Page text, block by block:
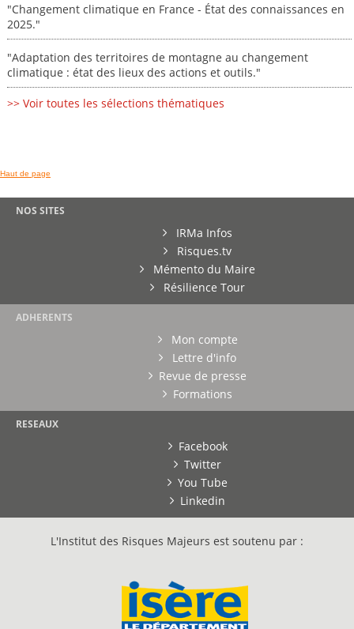
"Changement climatique en France - État des connaissances en
2025."
"Adaptation des territoires de montagne au changement
climatique : état des lieux des actions et outils."
>> Voir toutes les sélections thématiques
Haut de page
NOS SITES
IRMa Infos
Risques.tv
Mémento du Maire
Résilience Tour
ADHERENTS
Mon compte
Lettre d'info
Revue de presse
Formations
RESEAUX
Facebook
Twitter
You Tube
Linkedin
L'Institut des Risques Majeurs est soutenu par :